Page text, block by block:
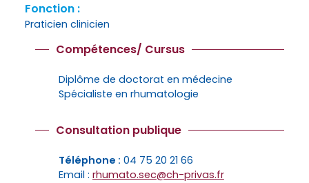
Fonction :
Praticien clinicien
Compétences/ Cursus
Diplôme de doctorat en médecine
Spécialiste en rhumatologie
Consultation publique
Téléphone : 04 75 20 21 66
Email : rhumato.sec@ch-privas.fr